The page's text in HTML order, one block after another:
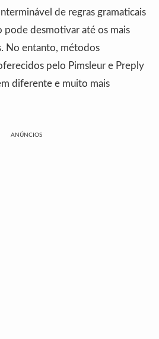
de regras gramaticais
pode desmotivar até os mais
No entanto, métodos
pelo Pimsleur e Preply
diferente e muito mais
ANÚNCIOS